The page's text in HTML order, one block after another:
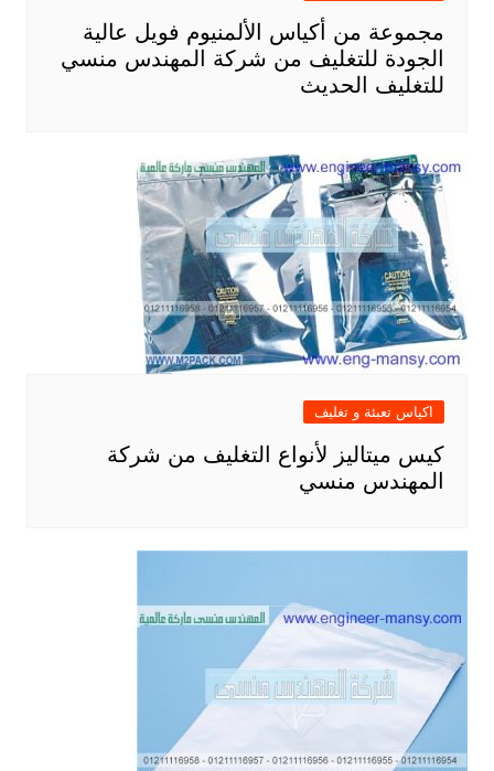
مجموعة من أكياس الألمنيوم فويل عالية
الجودة للتغليف من شركة المهندس منسي
للتغليف الحديث
اكياس تعبئة و تغليف
كيس ميتاليز لأنواع التغليف من شركة
المهندس منسي